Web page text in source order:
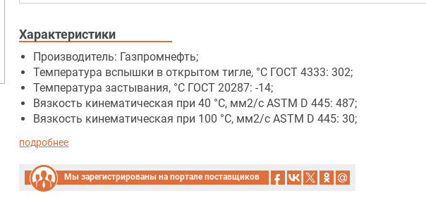
Характеристики
Производитель: Газпромнефть;
Температура вспышки в открытом тигле, °C ГОСТ 4333: 302;
Температура застывания, °C ГОСТ 20287: -14;
Вязкость кинематическая при 40 °C, мм2/с ASTM D 445: 487;
Вязкость кинематическая при 100 °C, мм2/с ASTM D 445: 30;
подробнее
Мы зарегистрированы на портале поставщиков